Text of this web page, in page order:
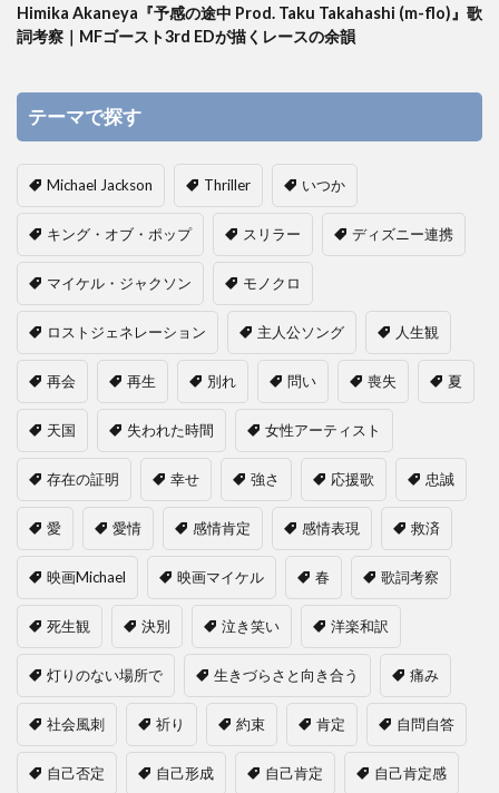
Himika Akaneya『予感の途中 Prod. Taku Takahashi (m-flo)』歌
詞考察｜MFゴースト3rd EDが描くレースの余韻
テーマで探す
Michael Jackson Thriller いつか
キング・オブ・ポップ スリラー ディズニー連携
マイケル・ジャクソン モノクロ
ロストジェネレーション 主人公ソング 人生観
再会 再生 別れ 問い 喪失 夏
天国 失われた時間 女性アーティスト
存在の証明 幸せ 強さ 応援歌 忠誠
愛 愛情 感情肯定 感情表現 救済
映画Michael 映画マイケル 春 歌詞考察
死生観 決別 泣き笑い 洋楽和訳
灯りのない場所で 生きづらさと向き合う 痛み
社会風刺 祈り 約束 肯定 自問自答
自己否定 自己形成 自己肯定 自己肯定感